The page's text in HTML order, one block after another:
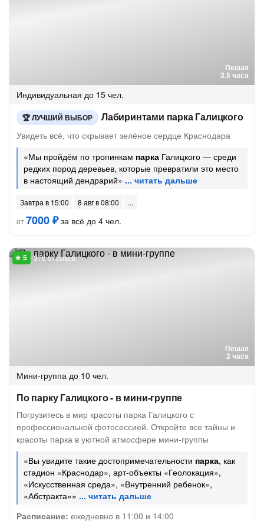
Пешая
3.5 часа
Индивидуальная до 15 чел.
ЛУЧШИЙ ВЫБОР Лабиринтами парка Галицкого
Увидеть всё, что скрывает зелёное сердце Краснодара
«Мы пройдём по тропинкам парка Галицкого — среди
редких пород деревьев, которые превратили это место
в настоящий дендрарий»
Завтра в 15:00
8 авг в 08:00
от7000 ₽за всё до 4 чел.
Пешая
2 часа
378 отзывов
Мини-группа до 10 чел.
По парку Галицкого - в мини-группе
Погрузитесь в мир красоты парка Галицкого с
профессиональной фотосессией. Откройте все тайны и
красоты парка в уютной атмосфере мини-группы
«Вы увидите такие достопримечательности парка, как
стадион «Краснодар», арт-объекты «Геолокация»,
«Искусственная среда», «Внутренний ребенок»,
«Абстракта»»
Расписание: ежедневно в 11:00 и 14:00